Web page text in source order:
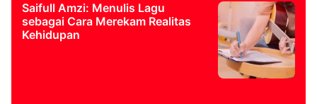
Saifull Amzi: Menulis Lagu
sebagai Cara Merekam Realitas
Kehidupan